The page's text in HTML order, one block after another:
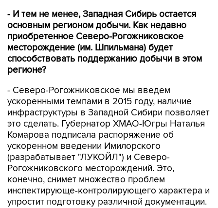
- И тем не менее, Западная Сибирь остается
основным регионом добычи. Как недавно
приобретенное Северо-Рогожниковское
месторождение (им. Шпильмана) будет
способствовать поддержанию добычи в этом
регионе?
- Северо-Рогожниковское мы введем
ускоренными темпами в 2015 году, наличие
инфраструктуры в Западной Сибири позволяет
это сделать. Губернатор ХМАО-Югры Наталья
Комарова подписала распоряжение об
ускоренном введении Имилорского
(разрабатывает "ЛУКОЙЛ") и Северо-
Рогожниковского месторождений. Это,
конечно, снимет множество проблем
инспектирующе-контролирующего характера и
упростит подготовку различной документации.